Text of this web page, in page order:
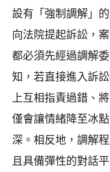
設有「強制調解」
向法院提起訴訟，
都必須先經過調解
知，若直接進入訴
上互相指責過錯、
僅會讓情緒降至冰
深。相反地，調解
且具備彈性的對話